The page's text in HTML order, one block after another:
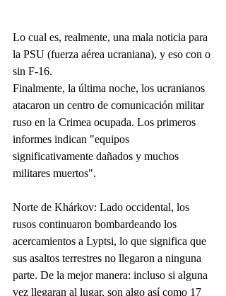
Lo cual es, realmente, una mala noticia para
la PSU (fuerza aérea ucraniana), y eso con o
sin F-16.
Finalmente, la última noche, los ucranianos
atacaron un centro de comunicación militar
ruso en la Crimea ocupada. Los primeros
informes indican "equipos
significativamente dañados y muchos
militares muertos".
Norte de Khárkov: Lado occidental, los
rusos continuaron bombardeando los
acercamientos a Lyptsi, lo que significa que
sus asaltos terrestres no llegaron a ninguna
parte. De la mejor manera: incluso si alguna
vez llegaran al lugar, son algo así como 17